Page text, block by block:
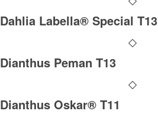
Dahlia Labella® Special T13
Dianthus Peman T13
Dianthus Oskar® T11